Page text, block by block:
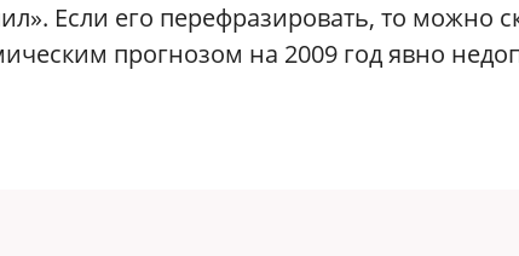
Если его перефразировать, то можно
прогнозом на 2009 год явно